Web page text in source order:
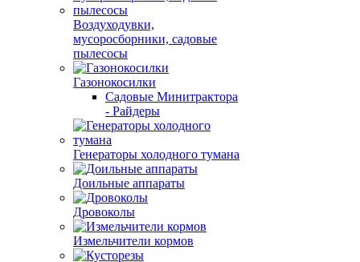
Воздуходувки,
мусоросборники, cадовые
пылесосы
Газонокосилки
Садовые Минитрактора
- Райдеры
Генераторы холодного тумана
Доильные аппараты
Дровоколы
Измельчители кормов